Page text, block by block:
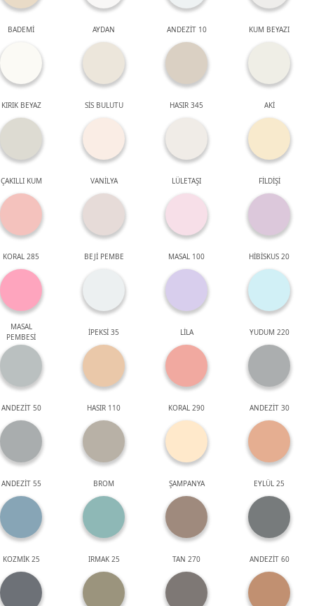
BADEMİ AYDAN ANDEZİT 10 KUM BEYAZI
KIRIK BEYAZ SİS BULUTU HASIR 345 AKİ
ÇAKILLI KUM VANİLYA LÜLETAŞI FİLDİŞİ
KORAL 285 BEJİ PEMBE MASAL 100 HİBİSKUS 20
MASAL
PEMBESİ
İPEKSİ 35 LİLA YUDUM 220
ANDEZİT 50 HASIR 110 KORAL 290 ANDEZİT 30
ANDEZİT 55 BROM ŞAMPANYA EYLÜL 25
KOZMİK 25 IRMAK 25 TAN 270 ANDEZİT 60